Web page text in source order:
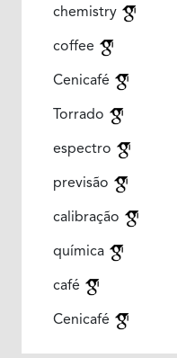
chemistry
coffee
Cenicafé
Torrado
espectro
previsão
calibração
química
café
Cenicafé